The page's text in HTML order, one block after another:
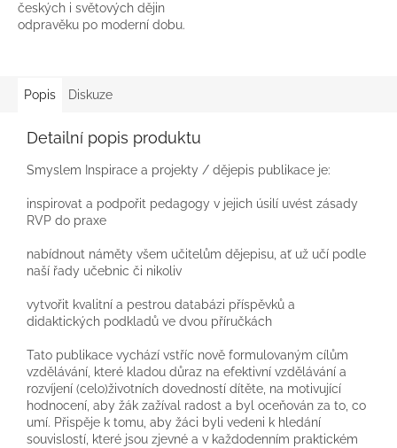
českých i světových dějin
odpravěku po moderní dobu.
Popis Diskuze
Detailní popis produktu
Smyslem Inspirace a projekty / dějepis publikace je:
inspirovat a podpořit pedagogy v jejich úsilí uvést zásady
RVP do praxe
nabídnout náměty všem učitelům dějepisu, ať už učí podle
naší řady učebnic či nikoliv
vytvořit kvalitní a pestrou databázi příspěvků a
didaktických podkladů ve dvou příručkách
Tato publikace vychází vstříc nově formulovaným cílům
vzdělávání, které kladou důraz na efektivní vzdělávání a
rozvíjení (celo)životních dovedností dítěte, na motivující
hodnocení, aby žák zažíval radost a byl oceňován za to, co
umí. Přispěje k tomu, aby žáci byli vedeni k hledání
souvislostí, které jsou zjevné a v každodenním praktickém